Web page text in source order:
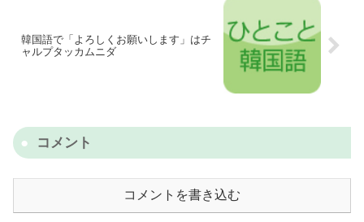
韓国語で「よろしくお願いします」はチ
ャルプタッカムニダ
コメント
コメントを書き込む